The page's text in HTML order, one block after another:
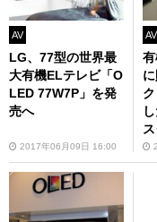
AV
LG、77型の世界最
大有機ELテレビ「O
LED 77W7P」を発
売へ
2017年06月09日 16:00
AV